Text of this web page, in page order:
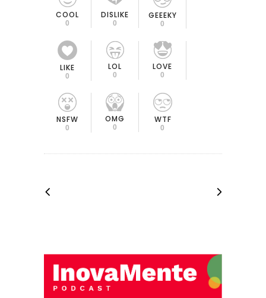
COOL
0
DISLIKE
0
GEEEKY
0
LIKE
0
LOL
0
LOVE
0
NSFW
0
OMG
0
WTF
0